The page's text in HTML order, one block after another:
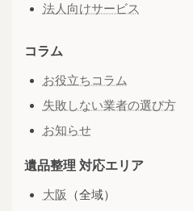
法人向けサービス
コラム
お役立ちコラム
失敗しない業者の選び方
お知らせ
遺品整理 対応エリア
大阪 （全域）